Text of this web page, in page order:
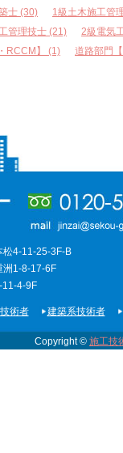
士 (30)
1級土木施工管
管理技士 (21)
2級電気
RCCM】 (1)
道路部門
4-11-25-3F-B
1-8-17-6F
4-9F
術者 建築系技術者
Copyright © 施工技